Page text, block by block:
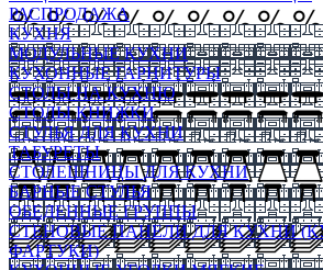
РАСПРОДАЖА
КУХНЯ
МОДУЛЬНЫЕ КУХНИ
КУХОННЫЕ ГАРНИТУРЫ
СТОЛЫ НА КУХНЮ
СТОЛЫ КНИЖКИ
СТУЛЬЯ ДЛЯ КУХНИ
ТАБУРЕТЫ
СТОЛЕШНИЦЫ ДЛЯ КУХНИ
БАРНЫЕ СТУЛЬЯ
ОБЕДЕННЫЕ ГРУППЫ
СТЕНОВЫЕ ПАНЕЛИ ДЛЯ КУХНИ
ФАРТУКИ)